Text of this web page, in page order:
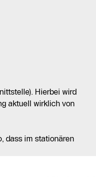
Hierbei wird
aktuell wirklich von
dass im stationären